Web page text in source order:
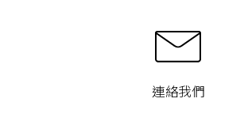
連絡我們